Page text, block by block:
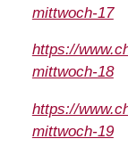
mittwoch-17
https://
mittwoch-18
https://
mittwoch-19